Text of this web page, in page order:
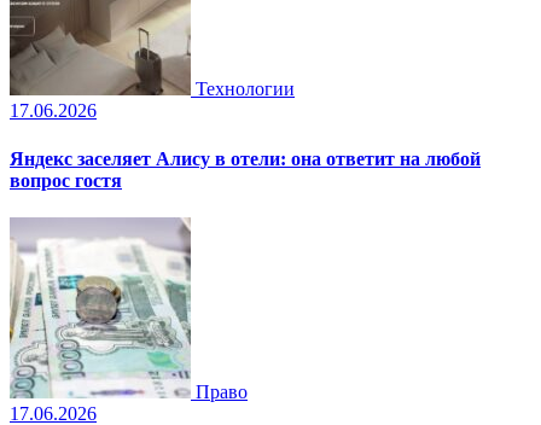
Технологии
17.06.2026
Яндекс заселяет Алису в отели: она ответит на любой
вопрос гостя
Право
17.06.2026